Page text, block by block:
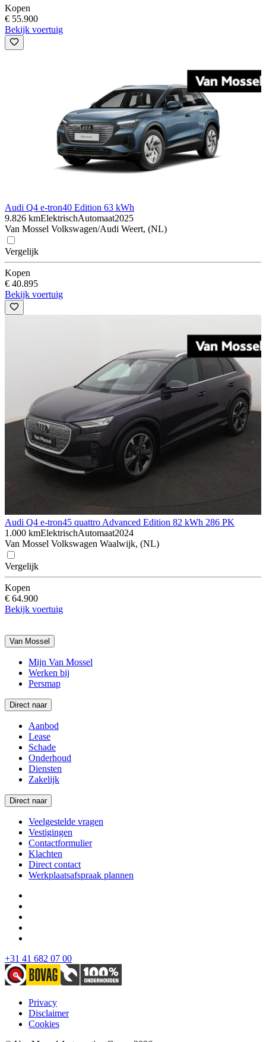
Kopen
€ 55.900
Bekijk voertuig
Audi Q4 e-tron40 Edition 63 kWh
9.826 kmElektrischAutomaat2025
Van Mossel Volkswagen/Audi Weert, (NL)
Vergelijk
Kopen
€ 40.895
Bekijk voertuig
Audi Q4 e-tron45 quattro Advanced Edition 82 kWh 286 PK
1.000 kmElektrischAutomaat2024
Van Mossel Volkswagen Waalwijk, (NL)
Vergelijk
Kopen
€ 64.900
Bekijk voertuig
Van Mossel
Mijn Van Mossel
Werken bij
Persmap
Direct naar
Aanbod
Lease
Schade
Onderhoud
Diensten
Zakelijk
Direct naar
Veelgestelde vragen
Vestigingen
Contactformulier
Klachten
Direct contact
Werkplaatsafspraak plannen
+31 41 682 07 00
Privacy
Disclaimer
Cookies